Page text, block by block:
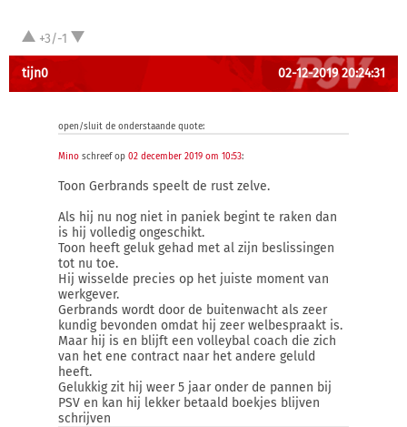
+3/-1
tijn0 02-12-2019 20:24:31
open/sluit de onderstaande quote:
Mino schreef op 02 december 2019 om 10:53:
Toon Gerbrands speelt de rust zelve.
Als hij nu nog niet in paniek begint te raken dan
is hij volledig ongeschikt.
Toon heeft geluk gehad met al zijn beslissingen
tot nu toe.
Hij wisselde precies op het juiste moment van
werkgever.
Gerbrands wordt door de buitenwacht als zeer
kundig bevonden omdat hij zeer welbespraakt is.
Maar hij is en blijft een volleybal coach die zich
van het ene contract naar het andere geluld
heeft.
Gelukkig zit hij weer 5 jaar onder de pannen bij
PSV en kan hij lekker betaald boekjes blijven
schrijven